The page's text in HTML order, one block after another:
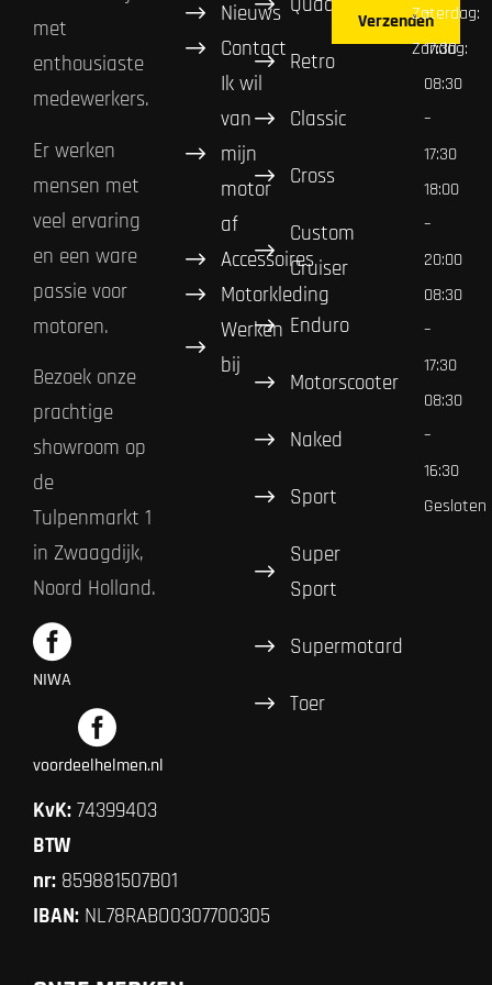
met
enthousiaste
medewerkers.
Er werken
mensen met
veel ervaring
en een ware
passie voor
motoren.
Bezoek onze
prachtige
showroom op
de
Tulpenmarkt 1
in Zwaagdijk,
Noord Holland.
NIWA
voordeelhelmen.nl
KvK: 74399403
BTW
nr: 859881507B01
IBAN: NL78RABO0307700305
Nieuws
Contact
Ik wil
van
mijn
motor
af
Accessoires
Motorkleding
Werken
bij
Retro
Classic
Cross
Custom
Cruiser
Enduro
Motorscooter
Naked
Sport
Super
Sport
Supermotard
Toer
VerzendenZaterdag:
Zondag:
–
17:30
08:30
–
17:30
18:00
–
20:00
08:30
–
17:30
08:30
–
16:30
Gesloten